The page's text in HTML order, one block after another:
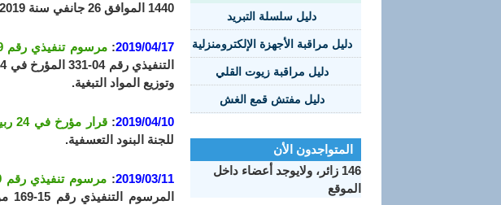
دليل سلسلة التبريد
دليل مراقبة الأجهزة الإلكترومنزلية
دليل مراقبة زيوت القلي
دليل مفتش قمع الغش
المتواجدون الأن
146 زائر، ولايوجد أعضاء داخل
الموقع
1440 الموافق 26 جانفي سنة 2019 الذي يحدد قائمة البضائع الخاضعة للرسم الإضافي المؤقت الوقائي والنسب المتعلقة بها.
2019/04/17
: مرسوم تنفيذي رقم 19-122 مؤرخ في 3 شعبان عام 1440 الموافق 9 أبريل سنة 2019
وتوزيع المواد التبغية.
2019/04/10
: قرار مؤرخ في 24 ربيع الأول عام 1440 الموافق 2 ديسمبر سنة 2018
للجنة البنود التعسفية.
2019/03/11
: مرسوم تنفيذي رقم 19-86 مؤرخ في 28 جمادى الثانية عام 1440 الموافق 05 مارس سنة 2019